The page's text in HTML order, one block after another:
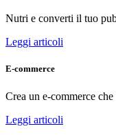
Nutri e converti il tuo
Leggi articoli
E-commerce
Crea un e-commerce
Leggi articoli